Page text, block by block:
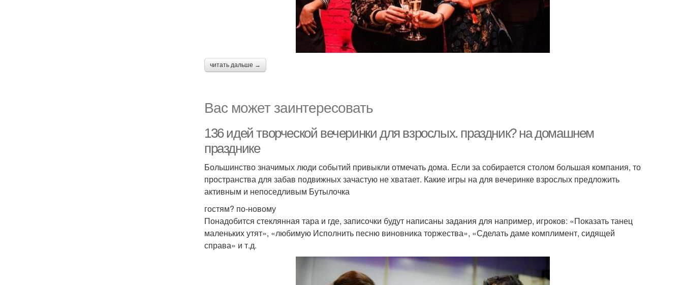
читать дальше →
Вас может заинтересовать
136 идей творческой вечеринки для взрослых. праздник? на домашнем
празднике
Большинство значимых люди событий привыкли отмечать дома. Если за собирается столом большая компания, то
пространства для забав подвижных зачастую не хватает. Какие игры на для вечеринке взрослых предложить
активным и непоседливым Бутылочка
гостям? по-новому
Понадобится стеклянная тара и где, записочки будут написаны задания для например, игроков: «Показать танец
маленьких утят», «любимую Исполнить песню виновника торжества», «Сделать даме комплимент, сидящей
справа» и т.д.